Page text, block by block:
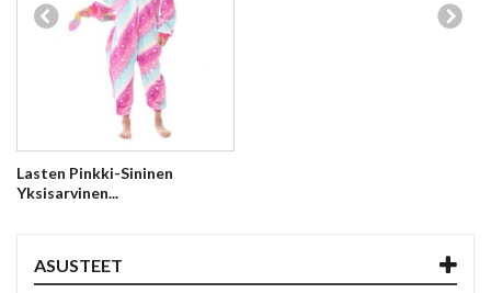
Lasten Pinkki-Sininen
Yksisarvinen...
ASUSTEET